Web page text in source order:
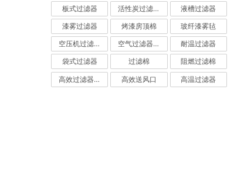
板式过滤器 活性炭过滤器-活性炭空气过滤器 液槽过滤器
漆雾过滤器 烤漆房顶棉 玻纤漆雾毡
空压机过滤网 空气过滤器厂家 耐温过滤器
袋式过滤器 过滤棉 阻燃过滤棉
高效过滤器-高效空气过滤器 高效送风口 高温过滤器